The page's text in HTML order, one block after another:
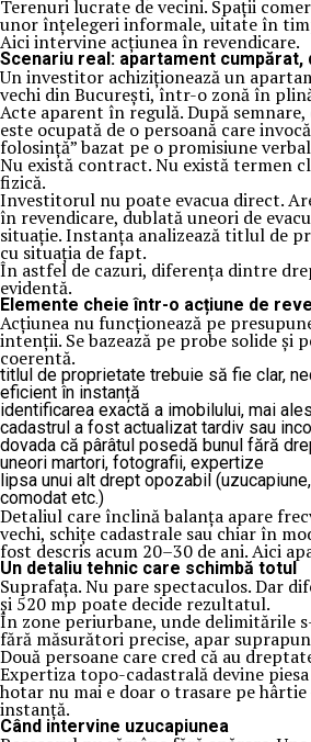
Terenuri lucrate de vecini. Spații
unor înțelegeri informale, uitate în
Aici intervine acțiunea în revendicare.
Scenariu real: apartament cumpărat,
Un investitor achiziționează un
vechi din București, într-o zonă în
Acte aparent în regulă. După
este ocupată de o persoană care
folosință” bazat pe o promisiune
Nu există contract. Nu există termen
fizică.
Investitorul nu poate evacua direct.
în revendicare, dublată uneori de
situație. Instanța analizează titlul de
cu situația de fapt.
În astfel de cazuri, diferența dintre
evidentă.
Elemente cheie într-o acțiune de
Acțiunea nu funcționează pe
intenții. Se bazează pe probe solide și
coerentă.
titlul de proprietate trebuie să fie clar,
eficient în instanță
identificarea exactă a imobilului, mai
cadastrul a fost actualizat tardiv sau
dovada că pârâtul posedă bunul fără
uneori martori, fotografii, expertize
lipsa unui alt drept opozabil
comodat etc.)
Detaliul care înclină balanța apare
vechi, schițe cadastrale sau chiar în
fost descris acum 20–30 de ani. Aici
Un detaliu tehnic care schimbă totul
Suprafața. Nu pare spectaculos. Dar
și 520 mp poate decide rezultatul.
În zone periurbane, unde delimitările
fără măsurători precise, apar
Două persoane care cred că au
Expertiza topo-cadastrală devine
hotar nu mai e doar o trasare pe
instanță.
Când intervine uzucapiunea